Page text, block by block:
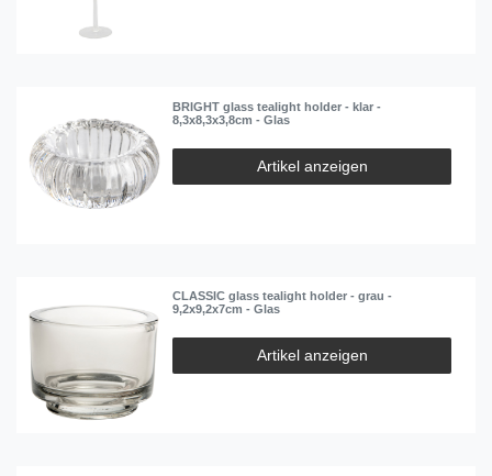
BRIGHT glass tealight holder - klar -
8,3x8,3x3,8cm - Glas
Artikel anzeigen
CLASSIC glass tealight holder - grau -
9,2x9,2x7cm - Glas
Artikel anzeigen